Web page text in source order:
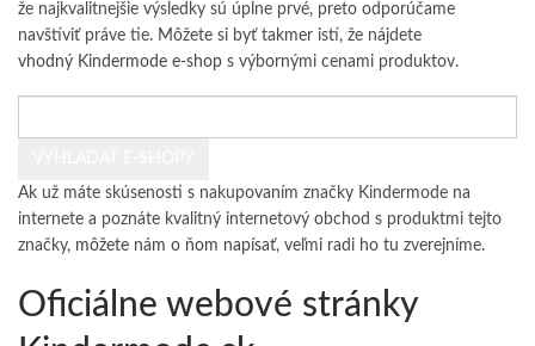
že najkvalitnejšie výsledky sú úplne prvé, preto odporúčame
navštíviť práve tie. Môžete si byť takmer istí, že nájdete
vhodný Kindermode e-shop s výbornými cenami produktov.
Ak už máte skúsenosti s nakupovaním značky Kindermode na
internete a poznáte kvalitný internetový obchod s produktmi tejto
značky, môžete nám o ňom napísať, veľmi radi ho tu zverejníme.
Oficiálne webové stránky